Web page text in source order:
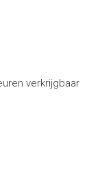
verkrijgbaar